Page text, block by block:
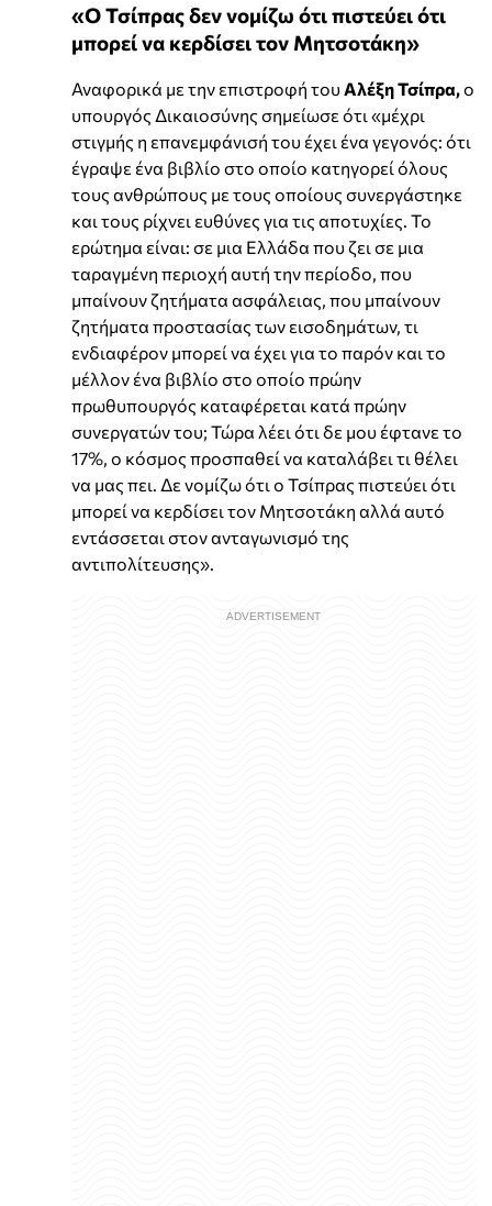
«Ο Τσίπρας δεν νομίζω ότι πιστεύει ότι
μπορεί να κερδίσει τον Μητσοτάκη»
Αναφορικά με την επιστροφή τουΑλέξη Τσίπρα,ο
υπουργός Δικαιοσύνης σημείωσε ότι «μέχρι
στιγμής η επανεμφάνισή του έχει ένα γεγονός: ότι
έγραψε ένα βιβλίο στο οποίο κατηγορεί όλους
τους ανθρώπους με τους οποίους συνεργάστηκε
και τους ρίχνει ευθύνες για τις αποτυχίες. Το
ερώτημα είναι: σε μια Ελλάδα που ζει σε μια
ταραγμένη περιοχή αυτή την περίοδο, που
μπαίνουν ζητήματα ασφάλειας, που μπαίνουν
ζητήματα προστασίας των εισοδημάτων, τι
ενδιαφέρον μπορεί να έχει για το παρόν και το
μέλλον ένα βιβλίο στο οποίο πρώην
πρωθυπουργός καταφέρεται κατά πρώην
συνεργατών του; Τώρα λέει ότι δε μου έφτανε το
17%, ο κόσμος προσπαθεί να καταλάβει τι θέλει
να μας πει. Δε νομίζω ότι ο Τσίπρας πιστεύει ότι
μπορεί να κερδίσει τον Μητσοτάκη αλλά αυτό
εντάσσεται στον ανταγωνισμό της
αντιπολίτευσης».